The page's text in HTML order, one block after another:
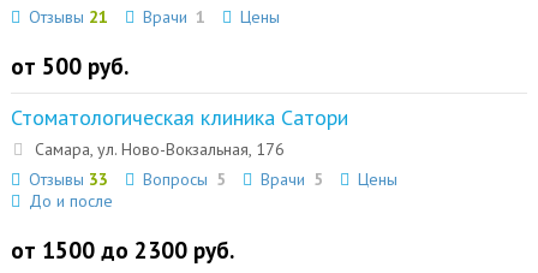
Отзывы 21 Врачи 1 Цены
от 500 руб.
Стоматологическая клиника Сатори
Самара, ул. Hово-Вокзальная, 176
Отзывы 33 Вопросы 5 Врачи 5
Цены
До и после
от 1500 до 2300 руб.